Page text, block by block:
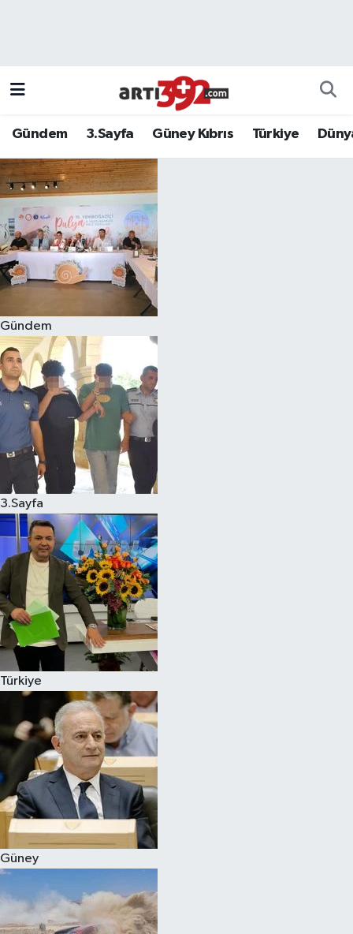
Gündem 3.Sayfa Güney Kıbrıs Türkiye
Gündem
3.Sayfa
Türkiye
Güney